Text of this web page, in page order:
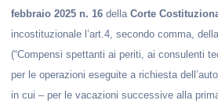
febbraio 2025 n. 16 della Corte
incostituzionale l’art.4, secondo comma,
(“Compensi spettanti ai periti, ai consulenti
per le operazioni eseguite a richiesta
in cui – per le vacazioni successive alla